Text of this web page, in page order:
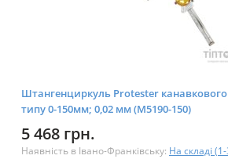
Штангенциркуль Protester
типу 0-150мм; 0,02 мм (М5190-150)
5 468 грн.
Наявність в Івано-Франківську: На складі (1-